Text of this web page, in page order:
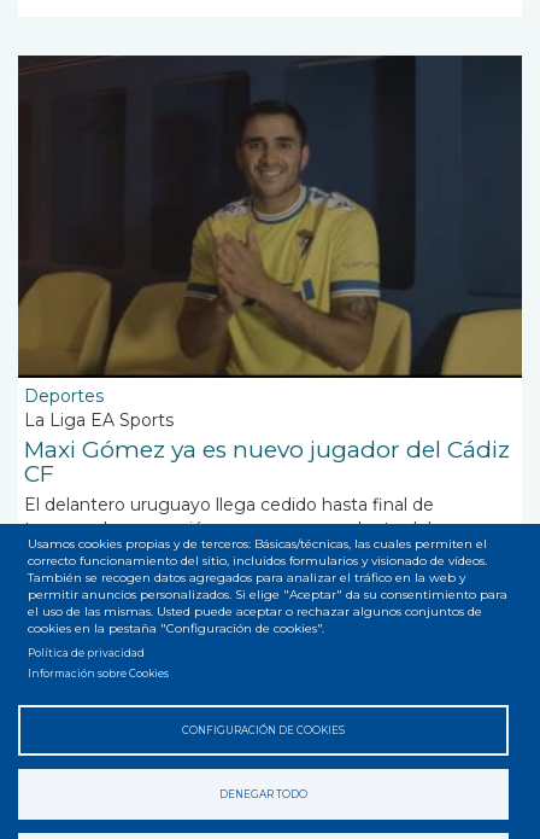
Deportes
La Liga EA Sports
Maxi Gómez ya es nuevo jugador del Cádiz
CF
El delantero uruguayo llega cedido hasta final de
temporada con opción a compra procedente del
Trabzonspor de la liga turca
Suscribirse a Maxi Gomez
Accesibilidad Privacidad Legal Cookies Mapa web
Usamos cookies propias y de terceros: Básicas/técnicas, las cuales permiten el
correcto funcionamiento del sitio, incluidos formularios y visionado de vídeos.
También se recogen datos agregados para analizar el tráfico en la web y
permitir anuncios personalizados. Si elige "Aceptar" da su consentimiento para
el uso de las mismas. Usted puede aceptar o rechazar algunos conjuntos de
cookies en la pestaña "Configuración de cookies".
Política de privacidad
Información sobre Cookies
CONFIGURACIÓN DE COOKIES
DENEGAR TODO